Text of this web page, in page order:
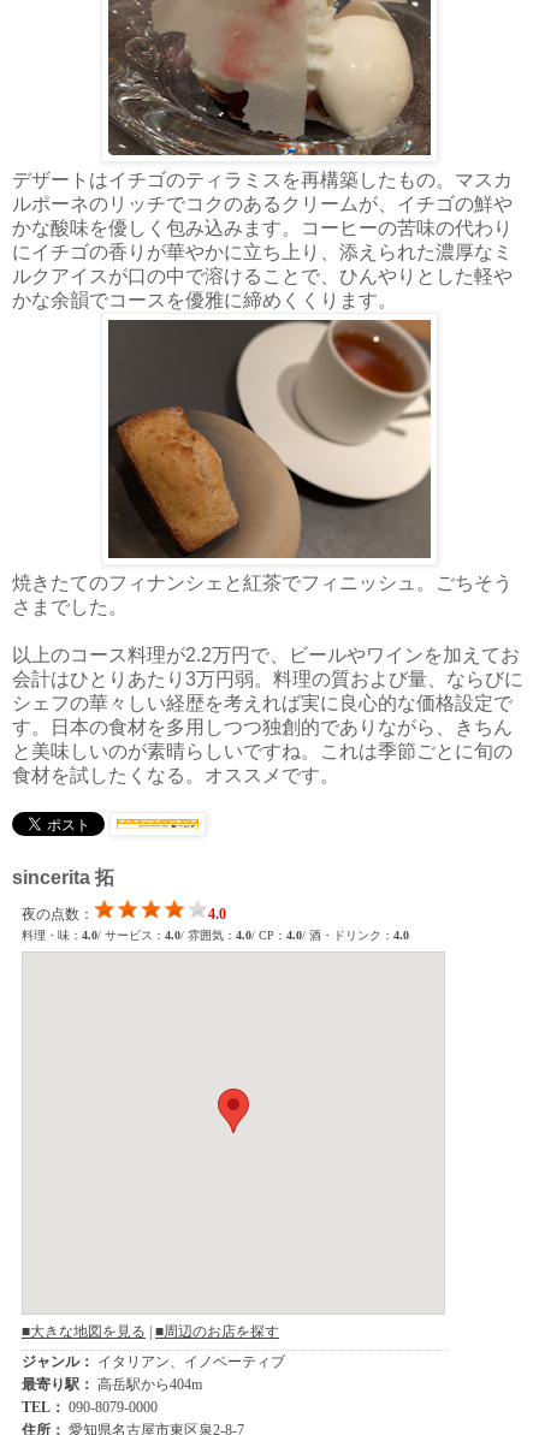
デザートはイチゴのティラミスを再構築したもの。マスカ
ルポーネのリッチでコクのあるクリームが、イチゴの鮮や
かな酸味を優しく包み込みます。コーヒーの苦味の代わり
にイチゴの香りが華やかに立ち上り、添えられた濃厚なミ
ルクアイスが口の中で溶けることで、ひんやりとした軽や
かな余韻でコースを優雅に締めくくります。
焼きたてのフィナンシェと紅茶でフィニッシュ。ごちそう
さまでした。
以上のコース料理が2.2万円で、ビールやワインを加えてお
会計はひとりあたり3万円弱。料理の質および量、ならびに
シェフの華々しい経歴を考えれば実に良心的な価格設定で
す。日本の食材を多用しつつ独創的でありながら、きちん
と美味しいのが素晴らしいですね。これは季節ごとに旬の
食材を試したくなる。オススメです。
sincerita 拓